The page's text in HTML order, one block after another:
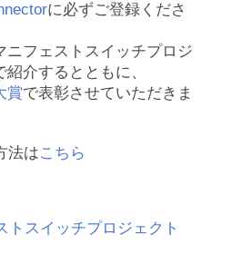
に必ずご登録くださ
ニフェストスイッチプロジ
介するとともに、
賞で表彰させていただきま
法はこちら